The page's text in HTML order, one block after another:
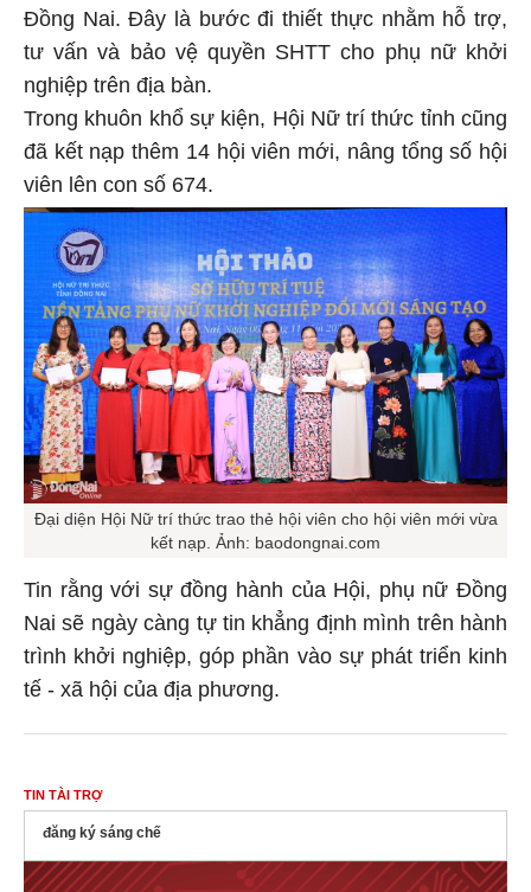
Đồng Nai. Đây là bước đi thiết thực nhằm hỗ trợ,
tư vấn và bảo vệ quyền SHTT cho phụ nữ khởi
nghiệp trên địa bàn.
Trong khuôn khổ sự kiện, Hội Nữ trí thức tỉnh cũng
đã kết nạp thêm 14 hội viên mới, nâng tổng số hội
viên lên con số 674.
Đại diện Hội Nữ trí thức trao thẻ hội viên cho hội viên mới vừa
kết nạp. Ảnh: baodongnai.com
Tin rằng với sự đồng hành của Hội, phụ nữ Đồng
Nai sẽ ngày càng tự tin khẳng định mình trên hành
trình khởi nghiệp, góp phần vào sự phát triển kinh
tế - xã hội của địa phương.
TIN TÀI TRỢ
đăng ký sáng chế